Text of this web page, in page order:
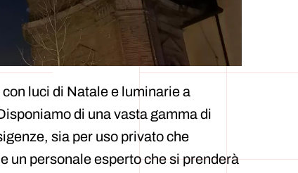
luci di Natale e luminarie a
di una vasta gamma di
sia per uso privato che
un personale esperto che si prenderà